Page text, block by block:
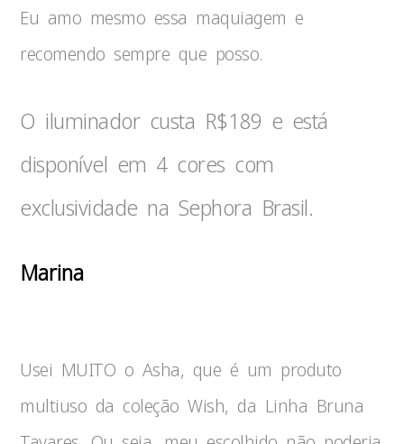
Eu amo mesmo essa maquiagem e
recomendo sempre que posso.
O iluminador custa R$189 e está
disponível em 4 cores com
exclusividade na Sephora Brasil.
Marina
Usei MUITO o Asha, que é um produto
multiuso da coleção Wish, da Linha Bruna